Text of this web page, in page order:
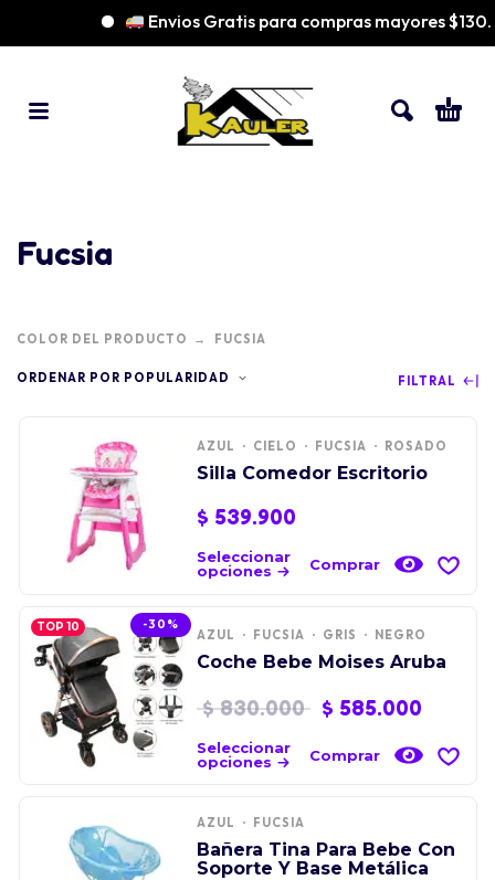
Envios Gratis para compras mayores
Fucsia
COLOR DEL PRODUCTO FUCSIA
ORDENAR POR POPULARIDAD FILTRAL
AZUL CIELO FUCSIA ROSADO
Silla Comedor Escritorio
$ 539.900
Seleccionar
opciones
Comprar
-30%
TOP 10
AZUL FUCSIA GRIS NEGRO
Coche Bebe Moises Aruba
$830.000 $ 585.000
Seleccionar
opciones
Comprar
AZUL FUCSIA
Bañera Tina Para Bebe Con
Soporte Y Base Metálica